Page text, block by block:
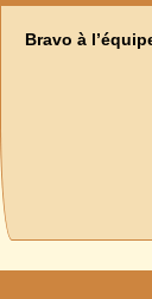
Bravo à